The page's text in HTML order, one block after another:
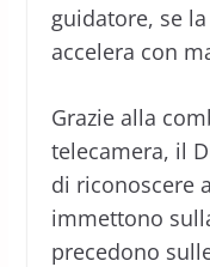
guidatore, se
accelera con
Grazie alla
telecamera, il
di riconoscere
immettono
precedono